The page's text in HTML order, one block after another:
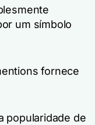
um símbolo
fornece
popularidade de